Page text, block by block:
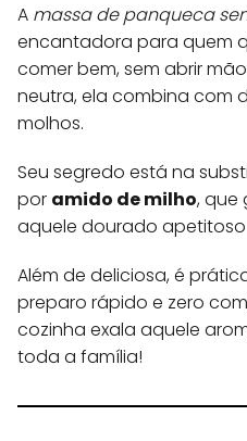
A massa de panqueca
encantadora para quem
comer bem, sem abrir
neutra, ela combina com
molhos.
Seu segredo está na
por amido de milho, que
aquele dourado
Além de deliciosa, é
preparo rápido e zero
cozinha exala aquele
toda a família!